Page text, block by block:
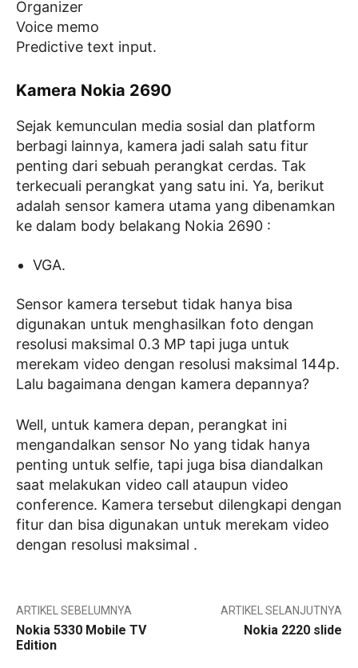
Organizer
Voice memo
Predictive text input.
Kamera Nokia 2690
Sejak kemunculan media sosial dan platform
berbagi lainnya, kamera jadi salah satu fitur
penting dari sebuah perangkat cerdas. Tak
terkecuali perangkat yang satu ini. Ya, berikut
adalah sensor kamera utama yang dibenamkan
ke dalam body belakang Nokia 2690 :
VGA.
Sensor kamera tersebut tidak hanya bisa
digunakan untuk menghasilkan foto dengan
resolusi maksimal 0.3 MP tapi juga untuk
merekam video dengan resolusi maksimal 144p.
Lalu bagaimana dengan kamera depannya?
Well, untuk kamera depan, perangkat ini
mengandalkan sensor No yang tidak hanya
penting untuk selfie, tapi juga bisa diandalkan
saat melakukan video call ataupun video
conference. Kamera tersebut dilengkapi dengan
fitur dan bisa digunakan untuk merekam video
dengan resolusi maksimal .
ARTIKEL SEBELUMNYA
Nokia 5330 Mobile TV
Edition
ARTIKEL SELANJUTNYA
Nokia 2220 slide